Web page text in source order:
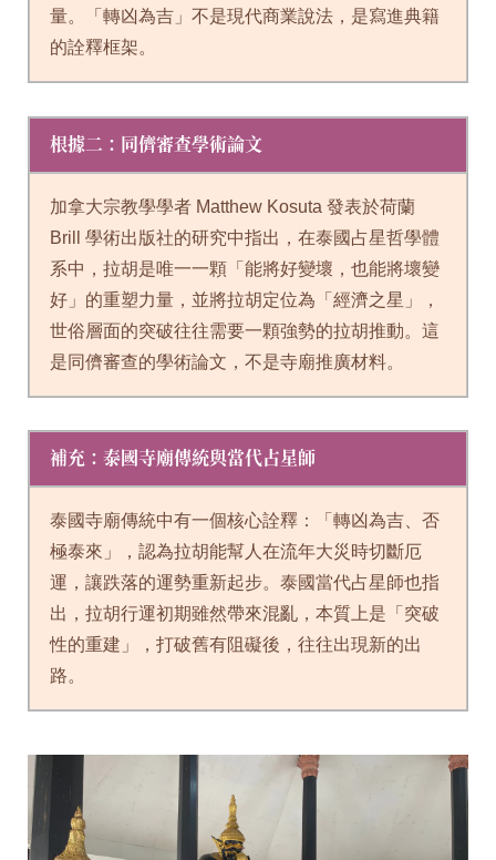
量。「轉凶為吉」不是現代商業說法，是寫進典籍
的詮釋框架。
根據二：同儕審查學術論文
加拿大宗教學學者 Matthew Kosuta 發表於荷蘭
Brill 學術出版社的研究中指出，在泰國占星哲學體
系中，拉胡是唯一一顆「能將好變壞，也能將壞變
好」的重塑力量，並將拉胡定位為「經濟之星」，
世俗層面的突破往往需要一顆強勢的拉胡推動。這
是同儕審查的學術論文，不是寺廟推廣材料。
補充：泰國寺廟傳統與當代占星師
泰國寺廟傳統中有一個核心詮釋：「轉凶為吉、否
極泰來」，認為拉胡能幫人在流年大災時切斷厄
運，讓跌落的運勢重新起步。泰國當代占星師也指
出，拉胡行運初期雖然帶來混亂，本質上是「突破
性的重建」，打破舊有阻礙後，往往出現新的出
路。